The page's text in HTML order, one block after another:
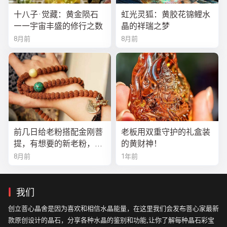
十八子·觉藏：黄金陨石
——宇宙丰盛的修行之数
8月前
虹光灵狐：黄胶花锦鲤水
晶的祥瑞之梦
8月前
前几日给老粉搭配金刚菩
提，有想要的新老粉，都
可以来排队
8月前
老板用双重守护的礼盒装
的黄财神！
1年前
我们
创立菩心晶舍是因为喜欢和相信水晶能量，在这里我们会发布菩心家最新
款原创设计的晶石，分享各种水晶的鉴别和功能,让你了解每种晶石彩宝